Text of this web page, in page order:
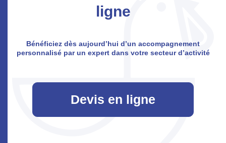
ligne
Bénéficiez dès aujourd’hui d’un accompagnement
personnalisé par un expert dans votre secteur d’activité
Devis en ligne